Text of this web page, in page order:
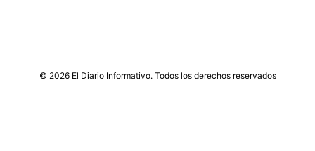
© 2026 El Diario Informativo. Todos los derechos reservados